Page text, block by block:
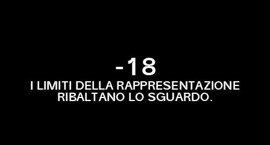
-18
I LIMITI DELLA RAPPRESENTAZIONE
RIBALTANO LO SGUARDO.